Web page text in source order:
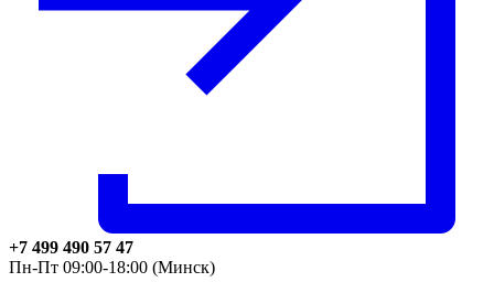
+7 499 490 57 47
Пн-Пт 09:00-18:00 (Минск)